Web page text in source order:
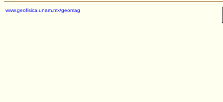
www.geofisica.unam.mx/geomag